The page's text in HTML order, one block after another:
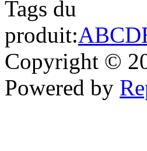
Tags du
produit:ABCD
Copyright ©
Powered by